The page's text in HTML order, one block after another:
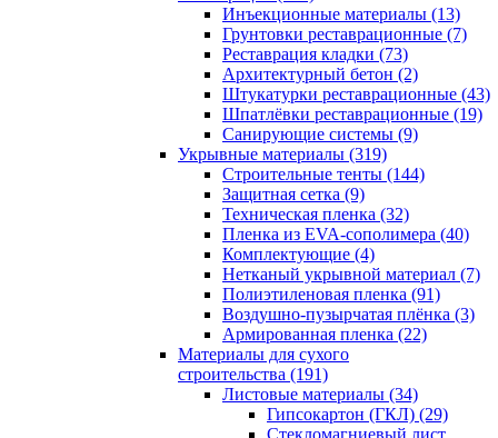
Инъекционные материалы (13)
Грунтовки реставрационные (7)
Реставрация кладки (73)
Архитектурный бетон (2)
Штукатурки реставрационные (43)
Шпатлёвки реставрационные (19)
Санирующие системы (9)
Укрывные материалы (319)
Строительные тенты (144)
Защитная сетка (9)
Техническая пленка (32)
Пленка из EVA-сополимера (40)
Комплектующие (4)
Нетканый укрывной материал (7)
Полиэтиленовая пленка (91)
Воздушно-пузырчатая плёнка (3)
Армированная пленка (22)
Материалы для сухого
строительства (191)
Листовые материалы (34)
Гипсокартон (ГКЛ) (29)
Стекломагниевый лист